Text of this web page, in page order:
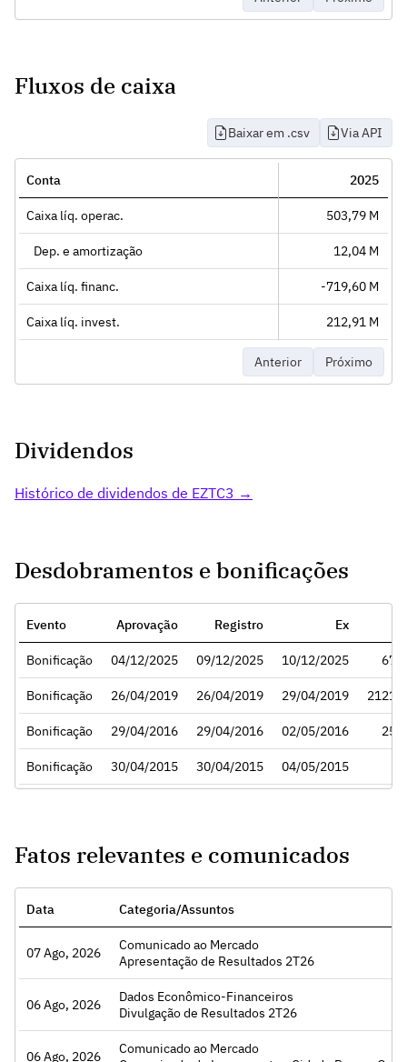
Fluxos de caixa
Baixar em .csv Via API
Conta 2025
Caixa líq. operac. 503,79 M
Dep. e amortização 12,04 M
Caixa líq. financ. -719,60 M
Caixa líq. invest. 212,91 M
Anterior Próximo
Dividendos
Histórico de dividendos de EZTC3 →
Desdobramentos e bonificações
Evento Aprovação Registro Ex
Bonificação 04/12/2025 09/12/2025 10/12/2025
Bonificação 26/04/2019 26/04/2019 29/04/2019
Bonificação 29/04/2016 29/04/2016 02/05/2016
Bonificação 30/04/2015 30/04/2015 04/05/2015
Fatos relevantes e comunicados
Data Categoria/Assuntos
07 Ago, 2026
Comunicado ao Mercado
Apresentação de Resultados 2T26
Acessar
06 Ago, 2026
Dados Econômico-Financeiros
Divulgação de Resultados 2T26
Acessar
06 Ago, 2026
Comunicado ao Mercado
Acessar